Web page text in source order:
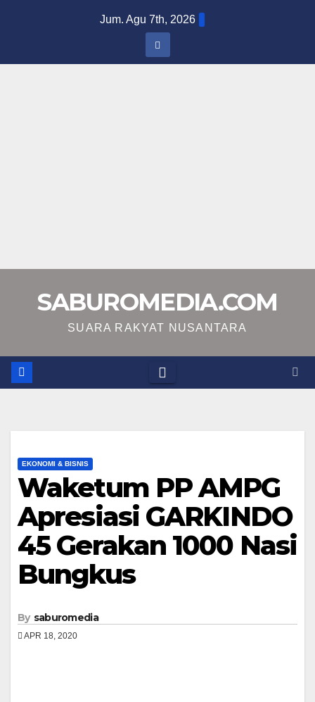
Jum. Agu 7th, 2026
SABUROMEDIA.COM
SUARA RAKYAT NUSANTARA
EKONOMI & BISNIS
Waketum PP AMPG
Apresiasi GARKINDO
45 Gerakan 1000 Nasi
Bungkus
By saburomedia
APR 18, 2020